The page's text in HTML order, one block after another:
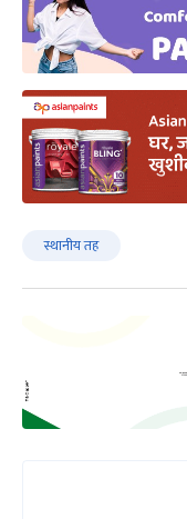
स्थानीय तह